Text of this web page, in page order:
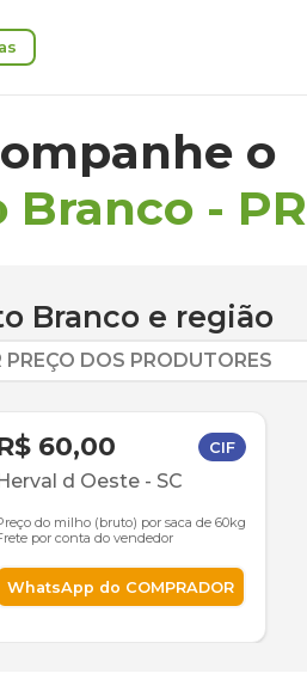
o
Branco - PR
Branco e região
PREÇO DOS PRODUTORES
60,00 CIF
d Oeste - SC
do milho (bruto) por saca de 60kg
por conta do vendedor
WhatsApp do COMPRADOR